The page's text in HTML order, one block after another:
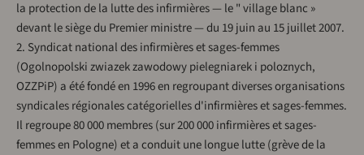
la protection de la lutte des infirmières — le " village blanc »
devant le siège du Premier ministre — du 19 juin au 15 juillet 2007.
2. Syndicat national des infirmières et sages-femmes
(Ogolnopolski zwiazek zawodowy pielegniarek i poloznych,
OZZPiP) a été fondé en 1996 en regroupant diverses organisations
syndicales régionales catégorielles d'infirmières et sages-femmes.
Il regroupe 80 000 membres (sur 200 000 infirmières et sages-
femmes en Pologne) et a conduit une longue lutte (grève de la